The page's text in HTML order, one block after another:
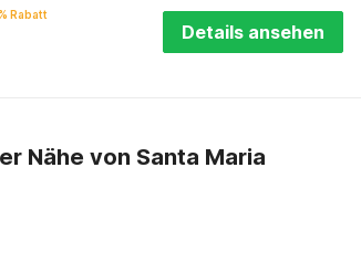
Rabatt
Details ansehen
Nähe von Santa Maria